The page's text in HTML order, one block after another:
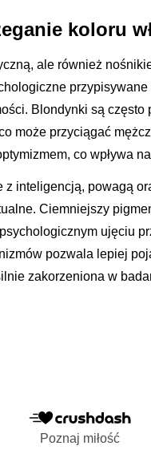
koloru
ale również
Blondynki są
może przyciągać
co wpływa
z inteligencją, powagą
Ciemniejszy
ujęciu
pozwala lepiej
zakorzeniona w
Poznaj miłość